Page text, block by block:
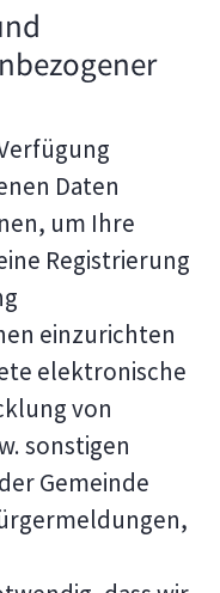
Daten
um Ihre
Registrierung
einzurichten
elektronische
von
sonstigen
Gemeinde